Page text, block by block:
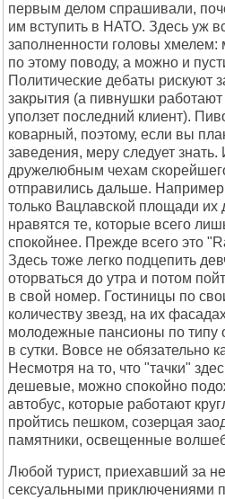
первым делом спрашивали,
им вступить в НАТО. Здесь уж
заполненности головы хмелем:
по этому поводу, а можно и
Политические дебаты рискуют
закрытия (а пивнушки
уползет последний клиент).
коварный, поэтому, если вы
заведения, меру следует
дружелюбным чехам
отправились дальше.
только Вацлавской площади их
нравятся те, которые всего
спокойнее. Прежде всего это
Здесь тоже легко подцепить
оторваться до утра и потом
в свой номер. Гостиницы по
количеству звезд, на их
молодежные пансионы по типу
в сутки. Вовсе не обязательно
Несмотря на то, что "тачки"
дешевые, можно спокойно
автобус, которые работают
пройтись пешком, созерцая
памятники, освещенные
Любой турист, приехавший за
сексуальными приключениями